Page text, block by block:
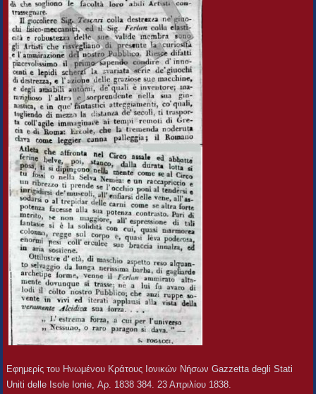
Εφημερίς του Ηνωμένου Κράτους Ιονικών Νήσων Gazzetta degli Stati
Uniti delle Isole Ionie, Αρ. 1838 384. 23 Απριλίου 1838.